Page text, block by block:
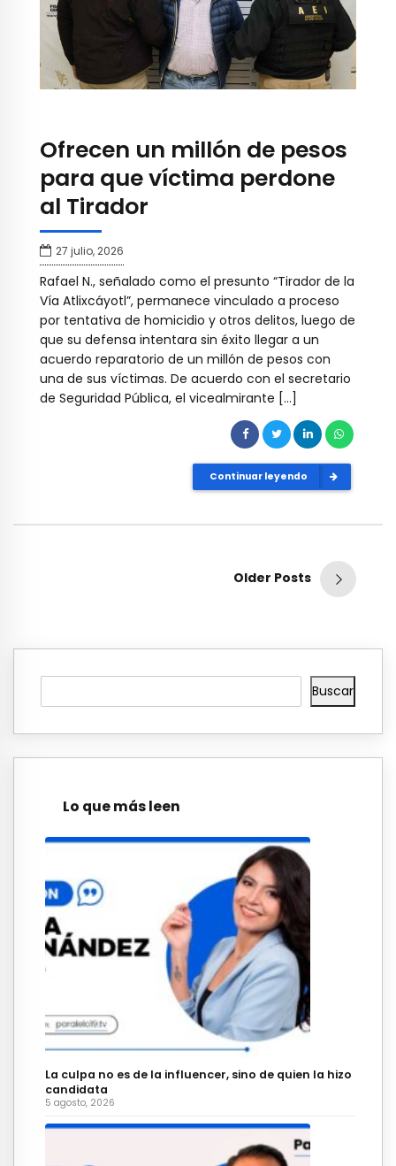
Ofrecen un millón de pesos
para que víctima perdone
al Tirador
27 julio, 2026
Rafael N., señalado como el presunto “Tirador de la
Vía Atlixcáyotl”, permanece vinculado a proceso
por tentativa de homicidio y otros delitos, luego de
que su defensa intentara sin éxito llegar a un
acuerdo reparatorio de un millón de pesos con
una de sus víctimas. De acuerdo con el secretario
de Seguridad Pública, el vicealmirante […]
Continuar leyendo
Older Posts
Buscar
Lo que más leen
La culpa no es de la influencer, sino de quien la hizo
candidata
5 agosto, 2026